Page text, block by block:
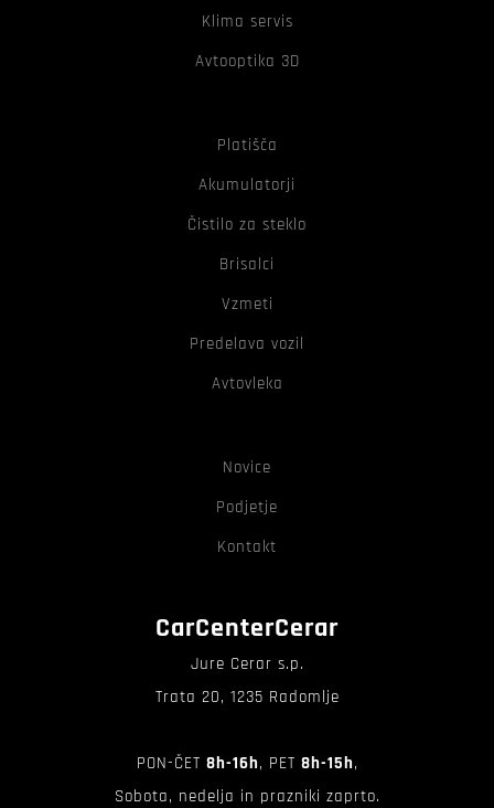
Klima servis
Avtooptika 3D
Platišča
Akumulatorji
Čistilo za steklo
Brisalci
Vzmeti
Predelava vozil
Avtovleka
Novice
Podjetje
Kontakt
CarCenterCerar
Jure Cerar s.p.
Trata 20, 1235 Radomlje
PON-ČET 8h-16h, PET 8h-15h,
Sobota, nedelja in prazniki zaprto.